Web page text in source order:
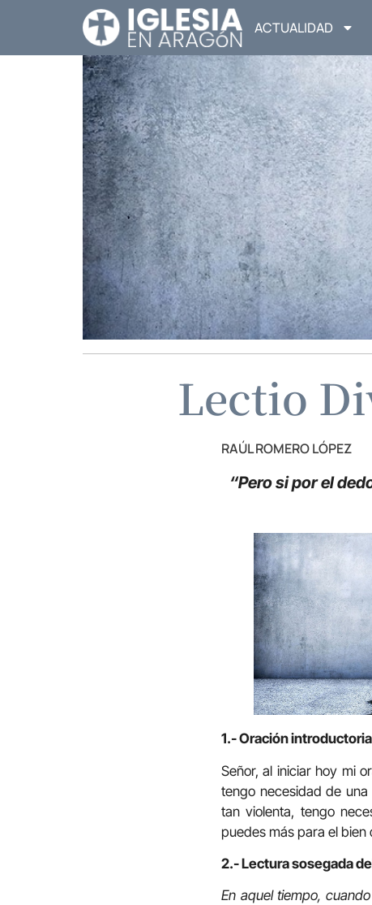
ACTUALIDAD
Lectio
RAÚL ROMERO LÓPEZ
“Pero si por el
1.- Oración
Señor, al iniciar hoy mi
tengo necesidad de
tan violenta, tengo
puedes más para el bien
2.- Lectura sosegada
En aquel tiempo,